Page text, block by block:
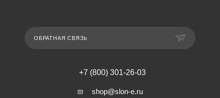
ОБРАТНАЯ СВЯЗЬ
+7 (800) 301-26-03
shop@slon-e.ru